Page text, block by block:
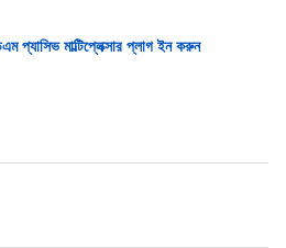
প্যাসিভ মাল্টিপ্লেক্সার প্লাগ ইন করুন